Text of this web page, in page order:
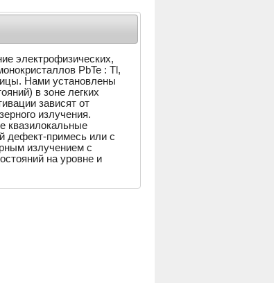
электрофизических,
PbTe : Tl,
Нами установлены
в зоне легких
зависят от
излучения.
квазилокальные
дефект-примесь или с
излучением с
на уровне и